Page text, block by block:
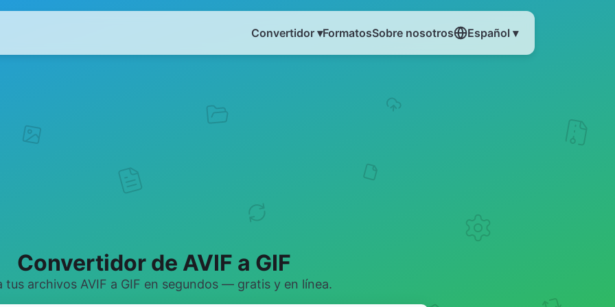
Convertidor ▾FormatosSobre nosotros Español ▾
Convertidor de AVIF a GIF
tus archivos AVIF a GIF en segundos — gratis y en línea.